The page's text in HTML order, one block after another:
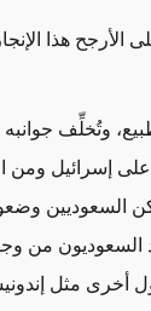
الأرجح هذا
وتُخلِّف جوانبه
على إسرائيل ومن
ولكن السعوديين
من
مثل